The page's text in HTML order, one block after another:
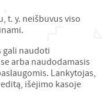
t. y. neišbuvus viso
gali naudoti
arba naudodamasis
Lankytojas,
išėjimo kasoje